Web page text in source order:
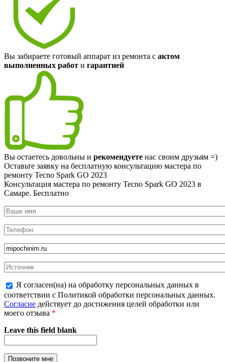
Вы забираете готовый аппарат из ремонта с актом
выполненных работ и гарантией
Вы остаетесь довольны и рекомендуете нас своим друзьям =)
Оставьте заявку на бесплатную консультацию мастера по
ремонту Tecno Spark GO 2023
Консультация мастера по ремонту Tecno Spark GO 2023 в
Самаре. Бесплатно
Я согласен(на) на обработку персональных данных в
соответствии с Политикой обработки персональных данных.
Согласие действует до достижения целей обработки или
моего отзыва *
Leave this field blank